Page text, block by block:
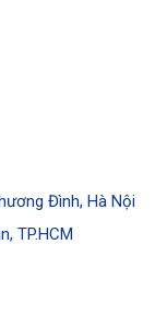
Đình, Hà Nội
TP.HCM